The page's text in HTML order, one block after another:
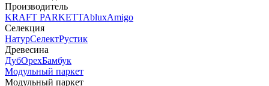
Производитель
KRAFT PARKETTAbluxAmigo
Селекция
НатурСелектРустик
Древесина
ДубОрехБамбук
Модульный паркет
Модульный паркет